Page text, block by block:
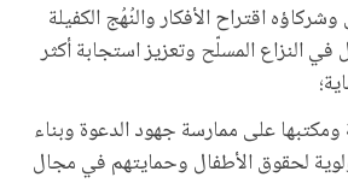
اقتراح الأفكار والنُهُج الكفيلة
في النزاع المسلّح وتعزيز استجابة أكثر
ومكتبها على ممارسة جهود الدعوة وبناء
لحقوق الأطفال وحمايتهم في مجال